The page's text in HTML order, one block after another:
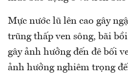
Mực nước lũ lên cao gây
trũng thấp ven sông, bãi
gây ảnh hưởng đến đê bối
ảnh hưởng nghiêm trọng